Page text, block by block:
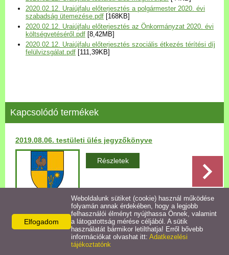
Program
Települési Arculati
Kézikönyv
Bezerédj Amália Óvoda
Egyéb intézmények
Egyéb szolgáltatások
Egészségügyi ellátás
Uraiújfalu Sportegyesület
2020.02.12. Uraiújfalu előterjesztés a polgármester 2020. évi
szabadság ütemezése.pdf [168KB]
2020.02.12. Uraiújfalu előterjesztés az Önkormányzat 2020. évi
költségvetéséről.pdf [8,42MB]
2020.02.12. Uraiújfalu előterjesztés szociális étkezés térítési díj
felülvizsgálat.pdf [111,39KB]
Kapcsolódó termékek
2019.08.06. testületi ülés jegyzőkönyve
Részletek
Vissza az előző oldalra!
Elfogadom
Weboldalunk sütiket (cookie) használ működése
folyamán annak érdekében, hogy a legjobb
felhasználói élményt nyújthassa Önnek, valamint
a látogatottság mérése céljából. A sütik
használatát bármikor letilthatja! Erről bővebb
információkat olvashat itt: Adatkezelési
tájékoztatónk